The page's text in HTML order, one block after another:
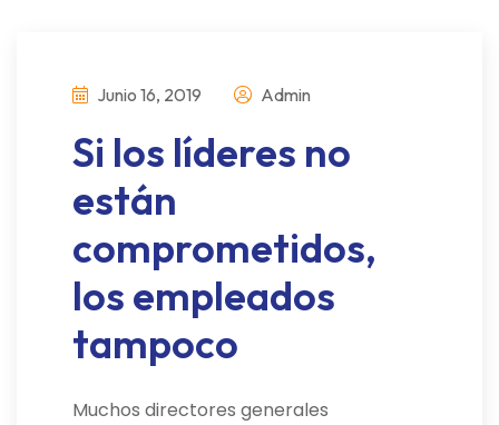
Junio 16, 2019 Admin
Si los líderes no
están
comprometidos,
los empleados
tampoco
Muchos directores generales